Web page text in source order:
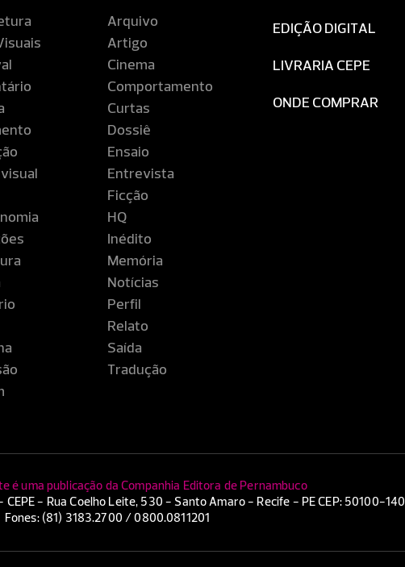
Arquivo
Artigo
Cinema
Comportamento
Curtas
Dossiê
Ensaio
Entrevista
Ficção
HQ
Inédito
Memória
Notícias
Perfil
Relato
Saída
Tradução
EDIÇÃO DIGITAL
LIVRARIA CEPE
ONDE COMPRAR
é uma publicação da Companhia Editora de Pernambuco
- Rua Coelho Leite, 530 - Santo Amaro - Recife - PE CEP: 50100-140
Fones: (81) 3183.2700 / 0800.0811201